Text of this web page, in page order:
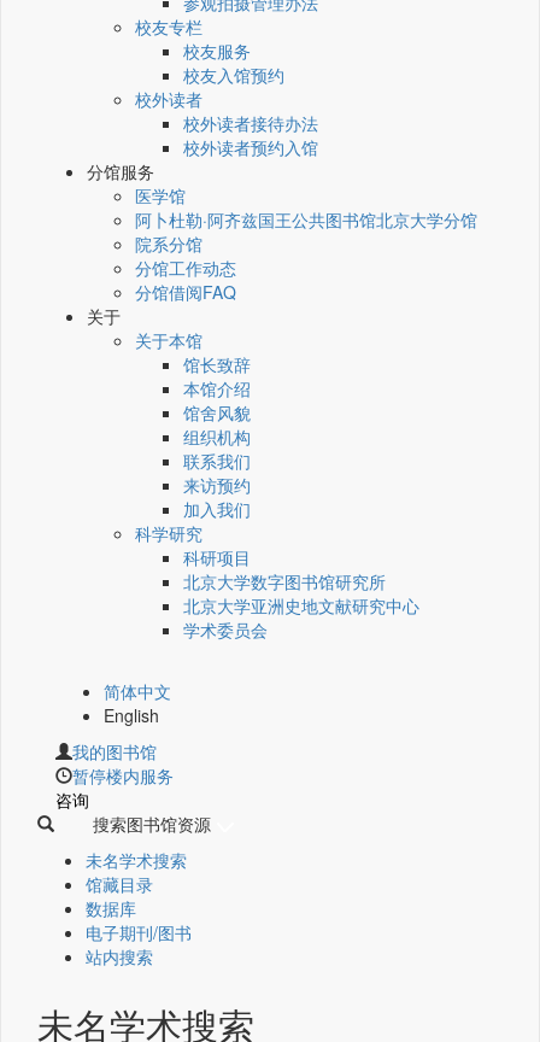
校友专栏
校友服务
校友入馆预约
校外读者
校外读者接待办法
校外读者预约入馆
分馆服务
医学馆
阿卜杜勒·阿齐兹国王公共图书馆北京大学分馆
院系分馆
分馆工作动态
分馆借阅FAQ
关于
关于本馆
馆长致辞
本馆介绍
馆舍风貌
组织机构
联系我们
来访预约
加入我们
科学研究
科研项目
北京大学数字图书馆研究所
北京大学亚洲史地文献研究中心
学术委员会
简体中文
English
我的图书馆
暂停楼内服务
咨询
搜索图书馆资源
未名学术搜索
馆藏目录
数据库
电子期刊/图书
站内搜索
未名学术搜索